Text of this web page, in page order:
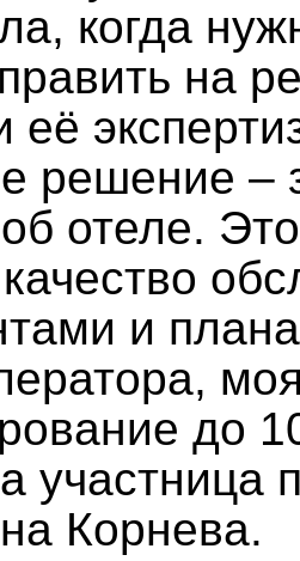
когда
на
её
решение –
отеле.
и
до
Корнева.